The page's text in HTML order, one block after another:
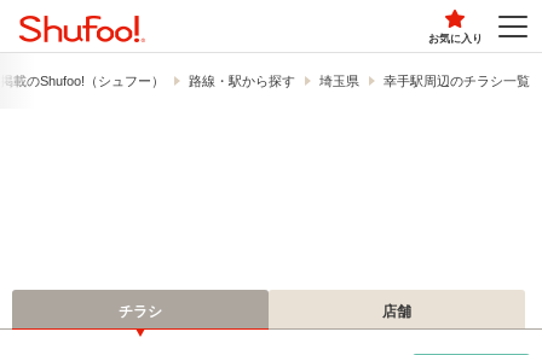
お気に入り
載の​Shufoo!​（シュフー） 路線・駅から探す 埼玉県 幸手駅周辺のチラシ一覧
チラシ 店舗